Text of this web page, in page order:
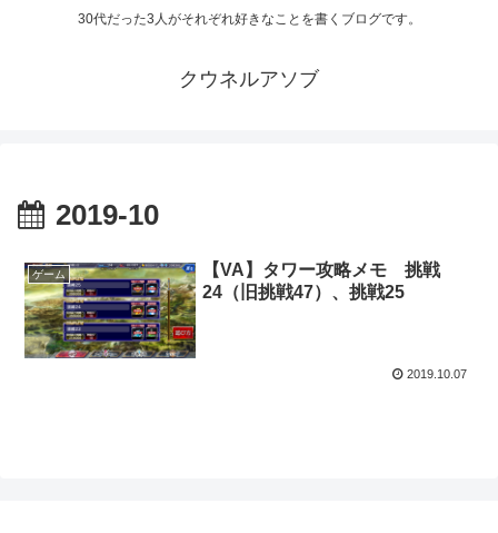
30代だった3人がそれぞれ好きなことを書くブログです。
クウネルアソブ
2019-10
ゲーム
【VA】タワー攻略メモ 挑戦
24（旧挑戦47）、挑戦25
2019.10.07